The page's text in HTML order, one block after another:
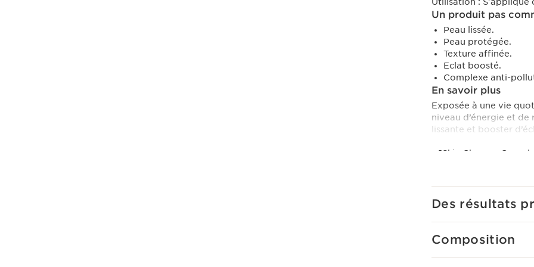
Un produit pas
Peau lissée.
Peau protégée.
Texture affinée.
Eclat boosté.
Complexe anti-
En savoir plus
Exposée à une vie
niveau d’énergie et
lissante et booster
• [Skin Charger
jeunesse préservée.
• L’extrait de cardère
• L’extrait d’arbouse
l’apparence des pores.
• Une protection SPF
Résultat: La peau est
Des résultats
Composition